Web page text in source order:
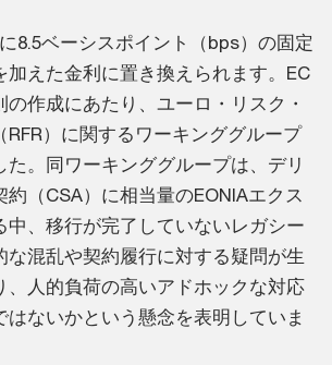
8.5ベーシスポイント（bps）の固定
加えた金利に置き換えられます。EC
の作成にあたり、ユーロ・リスク・
RFR）に関するワーキンググループ
た。同ワーキンググループは、デリ
（CSA）に相当量のEONIAエクス
中、移行が完了していないレガシー
な混乱や契約履行に対する疑問が生
、人的負荷の高いアドホックな対応
はないかという懸念を表明していま